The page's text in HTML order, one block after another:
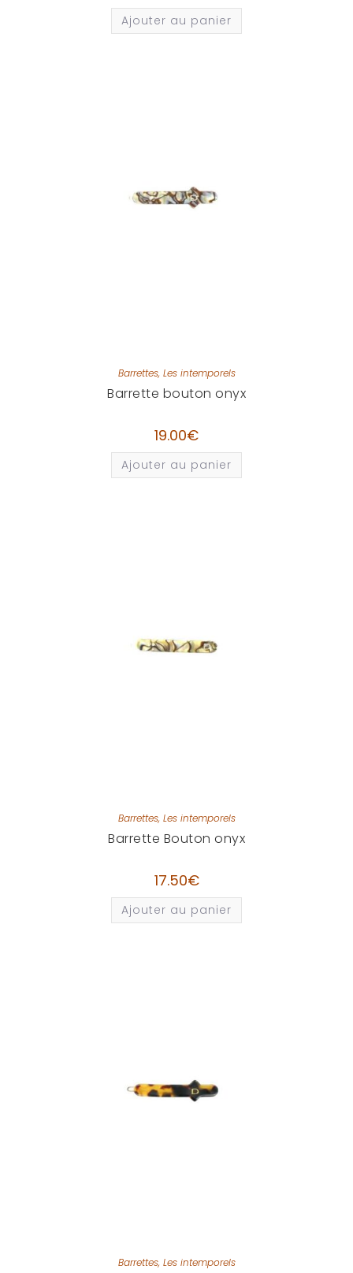
Ajouter au panier
Barrettes, Les intemporels
Barrette bouton onyx
19.00€
Ajouter au panier
Barrettes, Les intemporels
Barrette Bouton onyx
17.50€
Ajouter au panier
Barrettes, Les intemporels